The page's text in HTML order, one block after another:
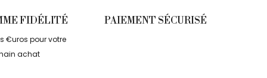
FIDÉLITÉ
€uros pour votre
achat
PAIEMENT SÉCURISÉ